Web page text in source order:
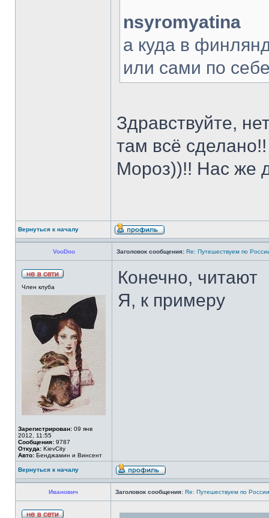
nsyromyatina
а куда в
или сами по
Здравствуйте,
там всё
Мороз))!! Нас же
Вернуться к началу
VooDoo Заголовок сообщения: Re: Путешествуем по
Член клуба
Зарегистрирован: 09 янв
2012, 11:55
Сообщения: 9787
Откуда: KievCity
Авто: Бенджамин и Винсент
Конечно, читают
Я, к примеру
Вернуться к началу
Иванович Заголовок сообщения: Re: Путешествуем по